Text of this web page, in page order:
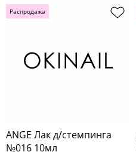
Распродажа
ANGE Лак д/стемпинга
№016 10мл